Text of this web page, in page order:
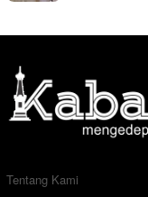
Tentang Kami